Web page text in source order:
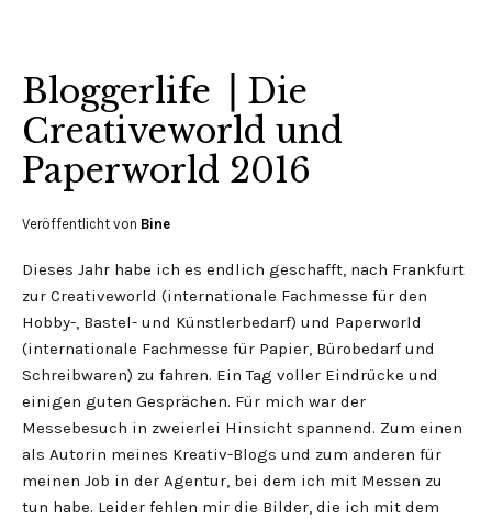
Bloggerlife ⎟ Die
Creativeworld und
Paperworld 2016
Veröffentlicht von Bine
Dieses Jahr habe ich es endlich geschafft, nach Frankfurt
zur Creativeworld (internationale Fachmesse für den
Hobby-, Bastel- und Künstlerbedarf) und Paperworld
(internationale Fachmesse für Papier, Bürobedarf und
Schreibwaren) zu fahren. Ein Tag voller Eindrücke und
einigen guten Gesprächen. Für mich war der
Messebesuch in zweierlei Hinsicht spannend. Zum einen
als Autorin meines Kreativ-Blogs und zum anderen für
meinen Job in der Agentur, bei dem ich mit Messen zu
tun habe. Leider fehlen mir die Bilder, die ich mit dem